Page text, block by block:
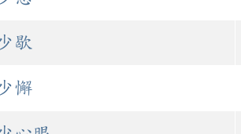
歇
懈